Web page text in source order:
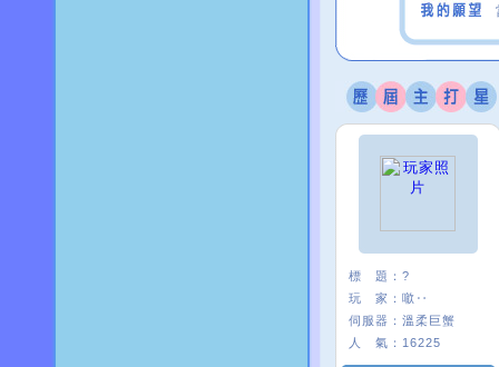
標 題： ?
玩 家： 噷‥
伺服器： 溫柔巨蟹
人 氣： 16225